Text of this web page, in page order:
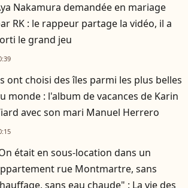
Nakamura demandée en mariage
RK : le rappeur partage la vidéo, il a
le grand jeu
ont choisi des îles parmi les plus belles
monde : l'album de vacances de Karin
avec son mari Manuel Herrero
était en sous-location dans un
rue Montmartre, sans
sans eau chaude" : La vie des